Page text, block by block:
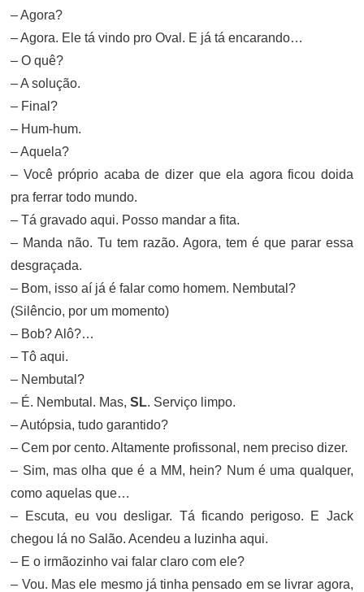
– Agora?
– Agora. Ele tá vindo pro Oval. E já tá encarando…
– O quê?
– A solução.
– Final?
– Hum-hum.
– Aquela?
– Você próprio acaba de dizer que ela agora ficou doida
pra ferrar todo mundo.
– Tá gravado aqui. Posso mandar a fita.
– Manda não. Tu tem razão. Agora, tem é que parar essa
desgraçada.
– Bom, isso aí já é falar como homem. Nembutal?
(Silêncio, por um momento)
– Bob? Alô?…
– Tô aqui.
– Nembutal?
– É. Nembutal. Mas,SL. Serviço limpo.
– Autópsia, tudo garantido?
– Cem por cento. Altamente profissonal, nem preciso dizer.
– Sim, mas olha que é a MM, hein? Num é uma qualquer,
como aquelas que…
– Escuta, eu vou desligar. Tá ficando perigoso. E Jack
chegou lá no Salão. Acendeu a luzinha aqui.
– E o irmãozinho vai falar claro com ele?
– Vou. Mas ele mesmo já tinha pensado em se livrar agora,